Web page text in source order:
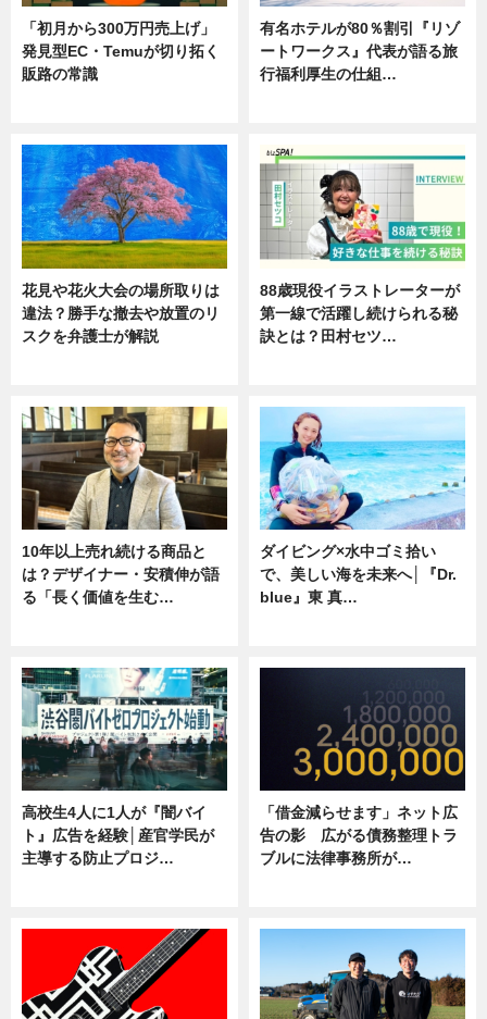
「初月から300万円売上げ」
発見型EC・Temuが切り拓く
販路の常識
有名ホテルが80％割引『リゾ
ートワークス』代表が語る旅
行福利厚生の仕組…
花見や花火大会の場所取りは
違法？勝手な撤去や放置のリ
スクを弁護士が解説
88歳現役イラストレーターが
第一線で活躍し続けられる秘
訣とは？田村セツ…
10年以上売れ続ける商品と
は？デザイナー・安積伸が語
る「長く価値を生む…
ダイビング×水中ゴミ拾い
で、美しい海を未来へ│『Dr.
blue』東 真…
高校生4人に1人が『闇バイ
ト』広告を経験│産官学民が
主導する防止プロジ…
「借金減らせます」ネット広
告の影 広がる債務整理トラ
ブルに法律事務所が…